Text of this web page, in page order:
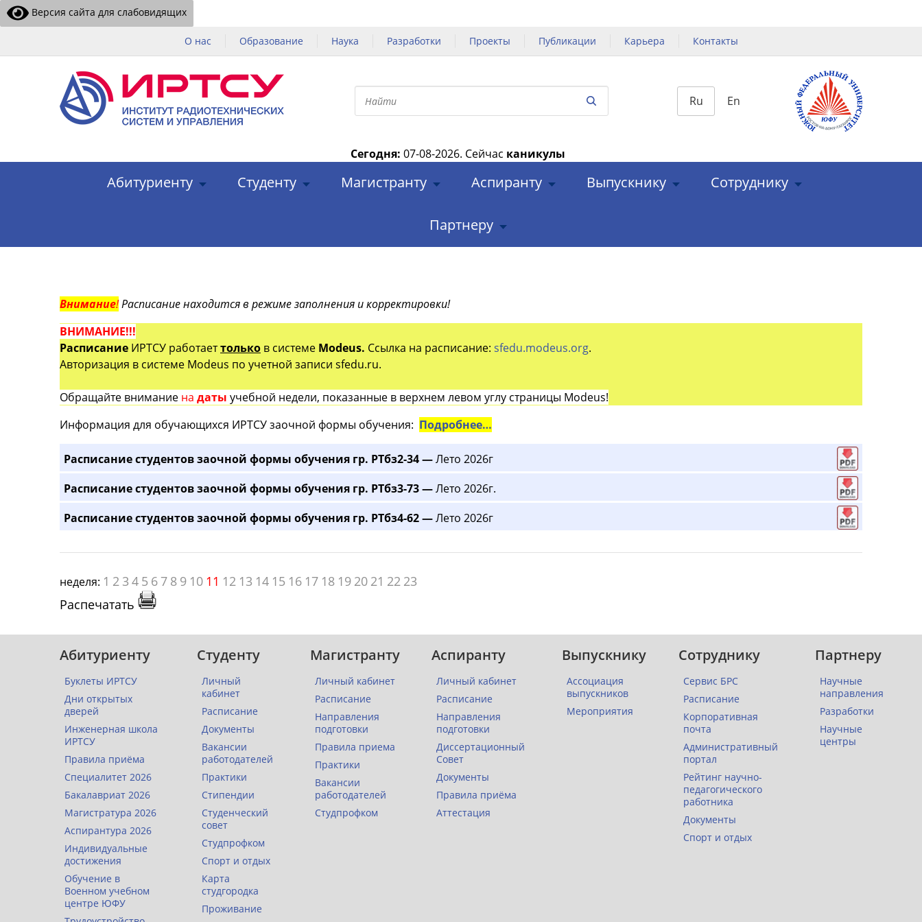
Версия сайта для слабовидящих
О нас Образование Наука Разработки Проекты Публикации Карьера Контакты
Ru En
Сегодня: 07-08-2026. Сейчас каникулы
Абитуриенту Студенту Магистранту Аспиранту Выпускнику Сотруднику
Партнеру
Внимание!Расписание находится в режиме заполнения и корректировки!
ВНИМАНИЕ!!!
Расписание ИРТСУ работаеттолько в системе Modeus. Ссылка на расписание: sfedu.modeus.org.
Авторизация в системе Modeus по учетной записи sfedu.ru.
Обращайте внимание на даты учебной недели, показанные в верхнем левом углу страницы Modeus!
Информация для обучающихся ИРТСУ заочной формы обучения: Подробнее…
Расписание студентов заочной формы обучения гр. РТбз2-34 —Лето 2026г
Расписание студентов заочной формы обучения гр. РТбз3-73 —Лето 2026г.
Расписание студентов заочной формы обучения гр. РТбз4-62 —Лето 2026г
неделя: 1 2 3 4 5 6 7 8 9 10 11 12 13 14 15 16 17 18 19 20 21 22 23
Распечатать
Абитуриенту
Буклеты ИРТСУ
Дни открытых
дверей
Инженерная школа
ИРТСУ
Правила приёма
Специалитет 2026
Бакалавриат 2026
Магистратура 2026
Аспирантура 2026
Индивидуальные
достижения
Обучение в
Военном учебном
центре ЮФУ
Студенту
Личный
кабинет
Расписание
Документы
Вакансии
работодателей
Практики
Стипендии
Студенческий
совет
Студпрофком
Спорт и отдых
Карта
студгородка
Проживание
Магистранту
Личный кабинет
Расписание
Направления
подготовки
Правила приема
Практики
Вакансии
работодателей
Студпрофком
Аспиранту
Личный кабинет
Расписание
Направления
подготовки
Диссертационный
Совет
Документы
Правила приёма
Аттестация
Выпускнику
Ассоциация
выпускников
Мероприятия
Сотруднику
Сервис БРС
Расписание
Корпоративная
почта
Административный
портал
Рейтинг научно-
педагогического
работника
Документы
Спорт и отдых
Партнеру
Научные
направления
Разработки
Научные
центры